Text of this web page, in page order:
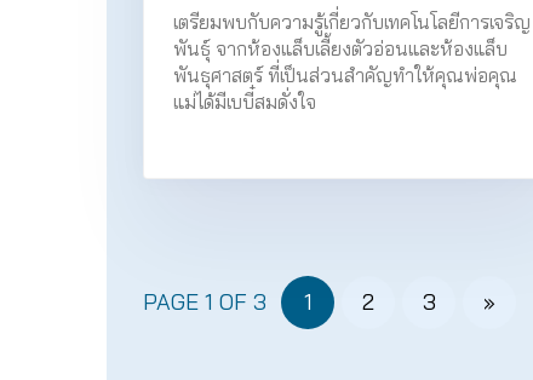
เตรียมพบกับความรู้เกี่ยวกับเทคโนโลยีการเจริญ
พันธุ์ จากห้องแล็บเลี้ยงตัวอ่อนและห้องแล็บ
พันธุศาสตร์ ที่เป็นส่วนสำคัญทำให้คุณพ่อคุณ
แม่ได้มีเบบี๋สมดั่งใจ
PAGE 1 OF 3 1 2 3 »